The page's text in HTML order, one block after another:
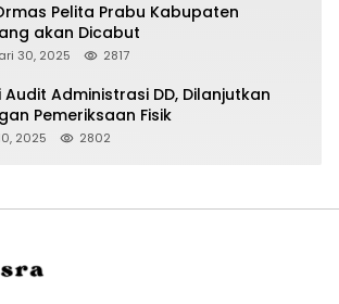
Pelita Prabu Kabupaten
akan Dicabut
30, 2025 2817
Audit Administrasi DD, Dilanjutkan
Pemeriksaan Fisik
2025 2802